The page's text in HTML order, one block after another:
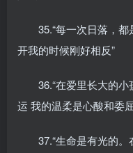
35.“每一次日落，
开我的时候刚好相反”
36.“在爱里长大的
运 我的温柔是心酸和委
37.“生命是有光的